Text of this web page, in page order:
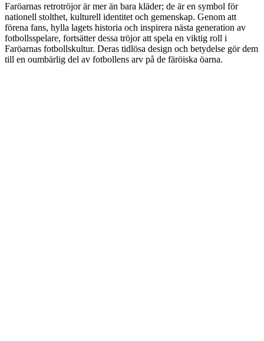
Faröarnas retrotröjor är mer än bara kläder; de är en symbol för
nationell stolthet, kulturell identitet och gemenskap. Genom att
förena fans, hylla lagets historia och inspirera nästa generation av
fotbollsspelare, fortsätter dessa tröjor att spela en viktig roll i
Faröarnas fotbollskultur. Deras tidlösa design och betydelse gör dem
till en oumbärlig del av fotbollens arv på de färöiska öarna.